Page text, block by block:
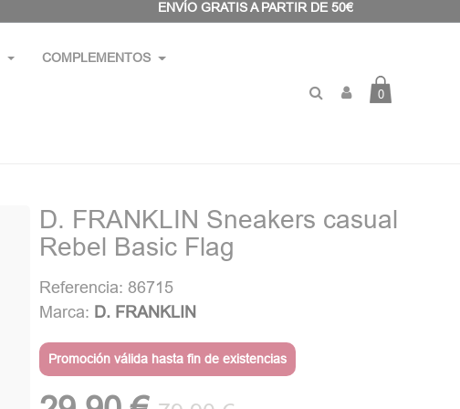
ENVÍO GRATIS A PARTIR DE 50€
COMPLEMENTOS
0
D. FRANKLIN Sneakers casual
Rebel Basic Flag
Referencia: 86715
Marca: D. FRANKLIN
Promoción válida hasta fin de existencias